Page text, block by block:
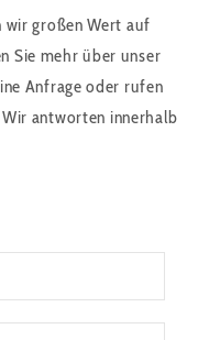
großen Wert auf
Sie mehr über unser
Anfrage oder rufen
Wir antworten innerhalb